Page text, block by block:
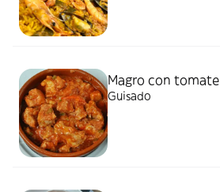
Magro con tomate
Guisado